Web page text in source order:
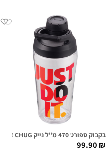
בקבוק ספורט 470 מ"ל נייק NIKE TR HYPERCHARGE CHUG שקוף גרפי
99.90₪